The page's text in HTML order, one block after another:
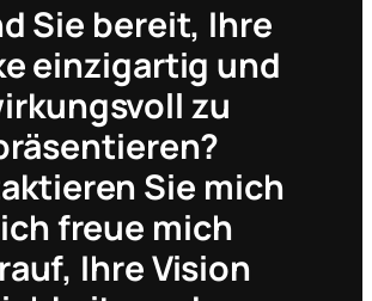
Sie bereit, Ihre
einzigartig und
zu
Sie mich
freue mich
Ihre Vision